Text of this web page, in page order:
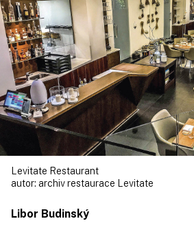
Levitate Restaurant
autor: archiv restaurace Levitate
Libor Budinský